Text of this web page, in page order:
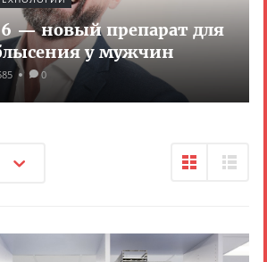
— новый препарат для
у мужчин
0